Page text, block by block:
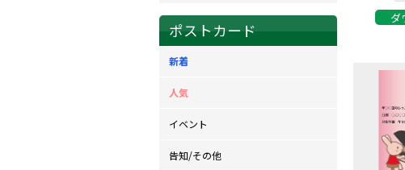
ダ
ポストカード
新着
人気
イベント
告知/その他